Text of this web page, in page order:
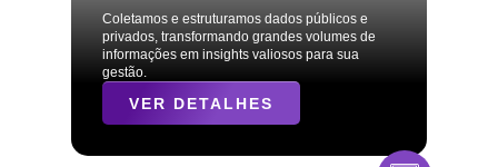
Coletamos e estruturamos dados públicos e
privados, transformando grandes volumes de
informações em insights valiosos para sua
gestão.
VER DETALHES